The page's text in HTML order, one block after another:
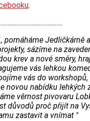
.
pomáháme Jedličkárně
sázíme na
krev a nové směry,
vás lehkou
vás do
novou nabídku lehkých
věrnost pivovaru
důvodů proč přijít na
zastavit a vnímat "